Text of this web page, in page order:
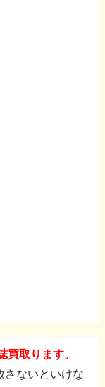
取ります。
さないといけな